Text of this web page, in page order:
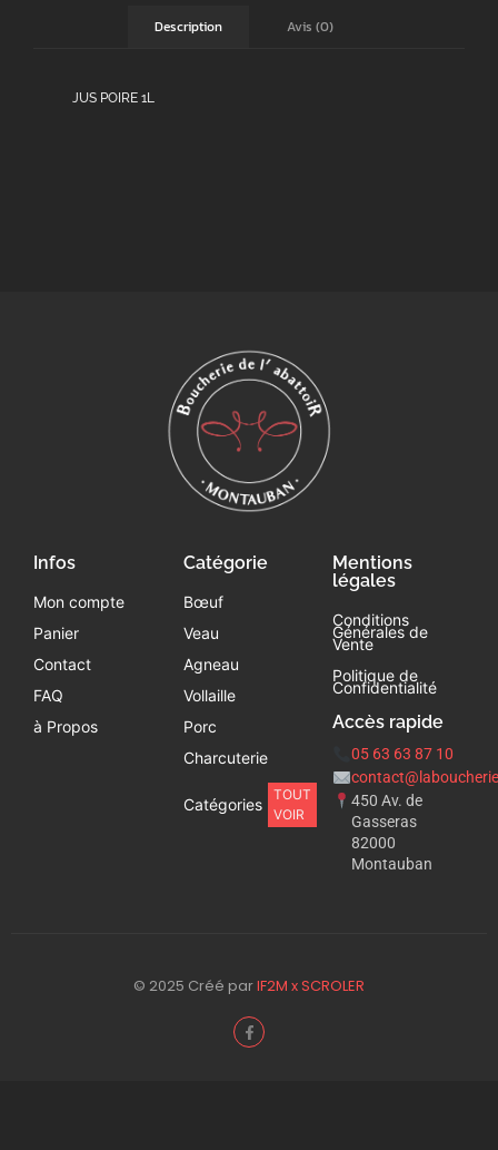
Description Avis (0)
JUS POIRE 1L
Infos
Mon compte
Panier
Contact
FAQ
à Propos
Catégorie
Bœuf
Veau
Agneau
Vollaille
Porc
Charcuterie
Catégories
TOUT
VOIR
Mentions
légales
Conditions
Générales de
Vente
Politique de
Confidentialité
Accès rapide
05 63 63 87 10
450 Av. de
Gasseras
82000
Montauban
© 2025 Créé parIF2M x SCROLER